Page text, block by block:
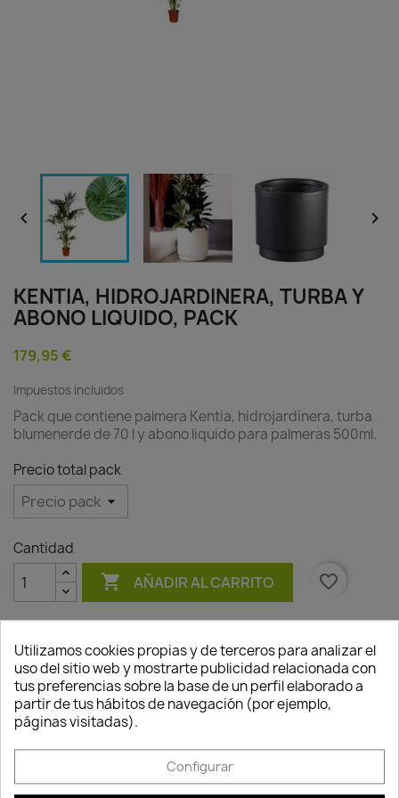
 
KENTIA, HIDROJARDINERA, TURBA Y
ABONO LIQUIDO, PACK
179,95 €
Impuestos incluidos
Pack que contiene palmera Kentia, hidrojardinera, turba
blumenerde de 70 l y abono liquido para palmeras 500ml.
Precio total pack
Cantidad
 AÑADIR AL CARRITO favorite_border
Descripción Detalles del producto
Kentia (howea fosteriana) maceta diámetro
20. Es una la palmera utilizada en decoración
de interiores por su elegancia. Da un cierto
Utilizamos cookies propias y de terceros para analizar el
uso del sitio web y mostrarte publicidad relacionada con
tus preferencias sobre la base de un perfil elaborado a
partir de tus hábitos de navegación (por ejemplo,
páginas visitadas).
Configurar Consentimiento de cookies